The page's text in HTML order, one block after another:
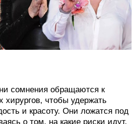
сомнения обращаются к
хирургов, чтобы удержать
и красоту. Они ложатся под
о том, на какие риски идут.